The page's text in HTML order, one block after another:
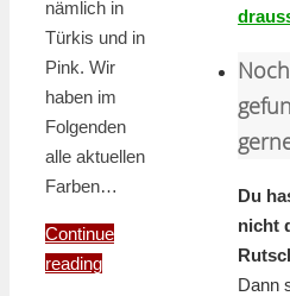
nämlich in
Türkis und in
Pink. Wir
haben im
Folgenden
alle aktuellen
Farben…
Continue
reading
Du
nicht
Dann